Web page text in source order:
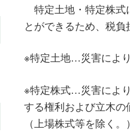
特定土地・特定株式
とができるため、税負
※特定土地…災害によ
※特定株式…災害によ
する権利および立木
（上場株式等を除く。）